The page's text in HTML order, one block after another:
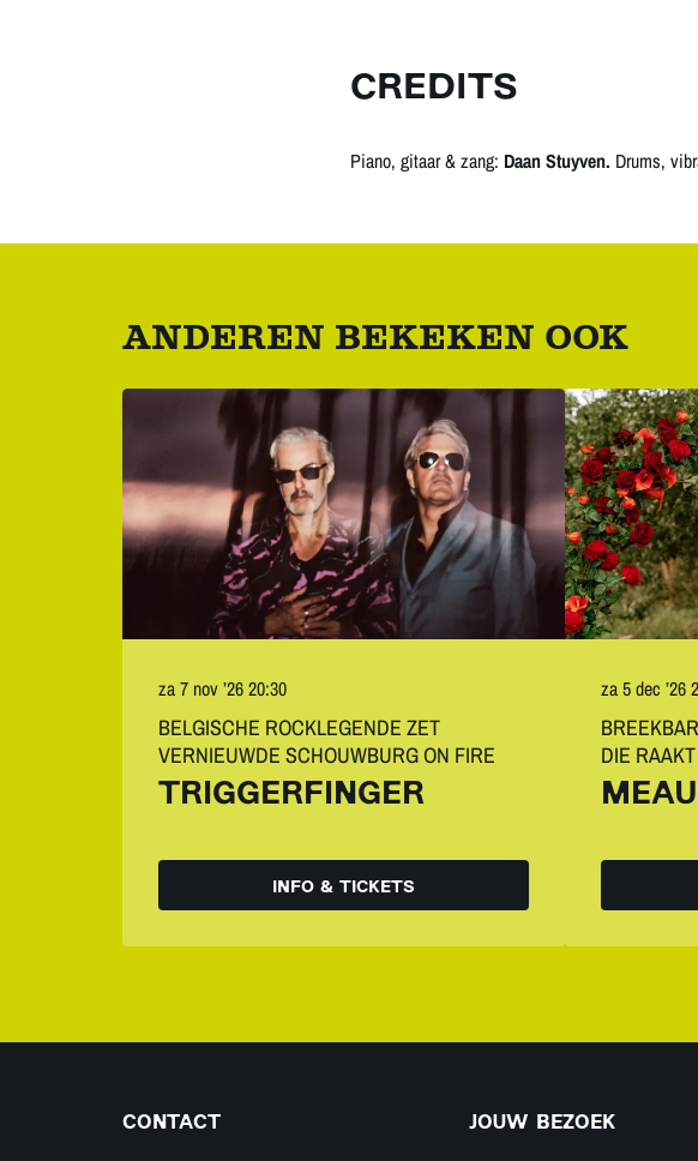
CREDITS
Piano, gitaar & zang: Daan Stuyven. Drums,
ANDEREN BEKEKEN OOK
TRIGGERFINGER
BELGISCHE ROCKLEGENDE ZET
VERNIEUWDE SCHOUWBURG ON FIRE
za 7 nov ’2620:30
INFO & TICKETS
MEAU
DIE RAAKT
za 5 dec ’26
CONTACT JOUW BEZOEK